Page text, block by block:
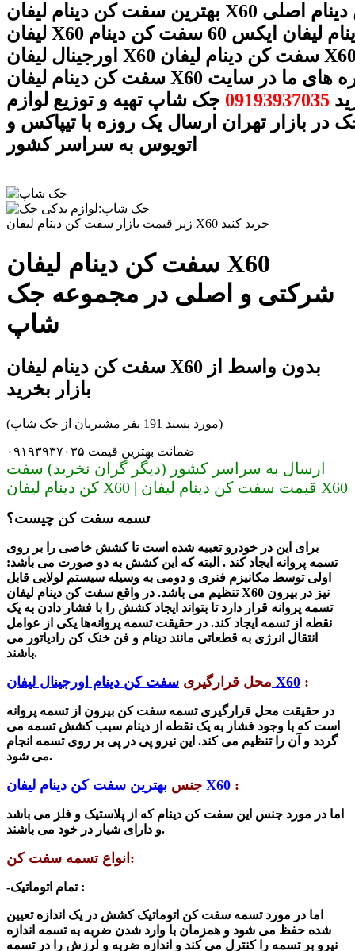
بهترین سفت کن دینام لیفان X60 سفت کن دینام اصلی
لیفان X60 سفت کن دینام لیفان ایکس 60 سفت کن دینام
اورجینال لیفان X60 سفت کن دینام لیفان X60 قیمت
سفت کن دینام لیفان X60 با شماره های ما در سایت
09193937035 جک شاپ تهیه و توزیع لوازم
در بازار تهران ارسال یک روزه با تیپاکس و
اتویوس به سراسر کشور
زیر قیمت بازار سفت کن دینام لیفان X60 خرید کنید
سفت کن دینام لیفان X60
شرکتی و اصلی در مجموعه جک
شاپ
سفت کن دینام لیفان X60 بدون واسط از
بازار بخرید
(مورد پسند 191 نفر مشتریان از جک شاپ)
ضمانت بهترین قیمت ۰۹۱۹۳۹۳۷۰۳۵
ارسال به سراسر کشور (دیگر گران نخرید) سفت
کن دینام لیفان X60 | قیمت سفت کن دینام لیفان X60
تسمه سفت کن چیست؟
برای این در خودرو تعبیه شده است تا کشش خاصی را بر روی
تسمه پروانه ایجاد کند . البته که این کشش به دو صورت می باشد:
اولی توسط مکانیزم فنری و دومی به وسیله سیستم لولایی قابل
تنظیم می باشد. در واقع سفت کن دینام لیفان X60 نیز در بیرون
تسمه پروانه قرار دارد تا بتواند ایجاد کشش را با فشار دادن به یک
نقطه از تسمه ایجاد کند. در حقیقت تسمه پروانه‌ها یکی از عوامل
انتقال انرژی به قطعاتی مانند دینام و فن خنک کن رادیاتور می
باشند.
محل قرارگیری سفت کن دینام اورجینال لیفان X60 :
در حقیقت محل قرارگیری تسمه سفت کن بیرون از تسمه پروانه
است که با وجود فشار به یک نقطه از دینام سبب کشش تسمه می
گردد و آن را تنظیم می کند. این نیرو پی در پی بر روی تسمه انجام
می شود.
جنس بهترین سفت کن دینام لیفان X60 :
اما در مورد جنس این سفت کن دینام که از پلاستیک و فلز می باشد
و دارای شیار در خود می باشند.
انواع تسمه سفت کن:
-تمام اتوماتیک :
اما در مورد تسمه سفت کن اتوماتیک کشش در یک اندازه تعیین
شده حفظ می شود و همزمان با وارد شدن ضربه به تسمه اندازه
نیرو بر تسمه را کنترل می کند و اندازه ضربه و لرزش را در تسمه